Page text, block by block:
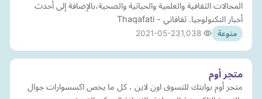
المجالات الثقافية والعلمية والحياتية والصحية،بالإضافة إلى أحدث
أخبار التكنولوجيا. ثقافاتي - Thaqafati
منوعة 2021-05-23
متجر أوم
متجر أوم بوابتك للتسوق اون لاين ، كل ما يخص اكسسوارات جوال